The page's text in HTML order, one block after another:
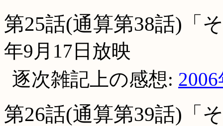
第25話(通算第38話)「
年9月17日放映
逐次雑記上の感想:
第26話(通算第39話)「